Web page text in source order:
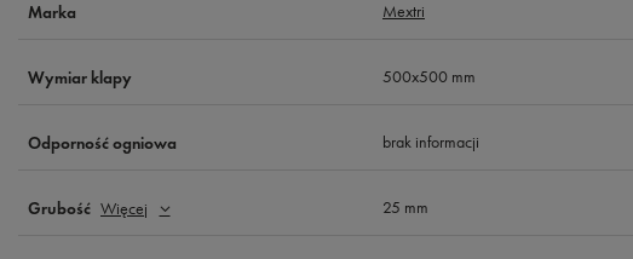
Marka Mextri
Wymiar klapy 500x500 mm
Odporność ogniowa brak informacji
Grubość Więcej 25 mm